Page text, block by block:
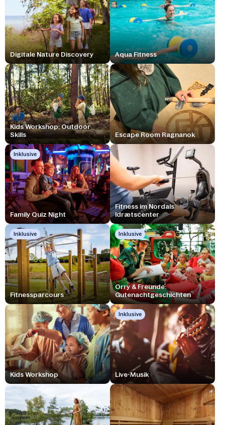
Digitale Nature Discovery Aqua Fitness
Kids Workshop: Outdoor
Skills
Escape Room Ragnanok
Inklusive
Family Quiz Night
Fitness im Nordals
Idrætscenter
Inklusive
Fitnessparcours
Inklusive
Orry & Freunde:
Gutenachtgeschichten
Kids Workshop
Inklusive
Live-Musik